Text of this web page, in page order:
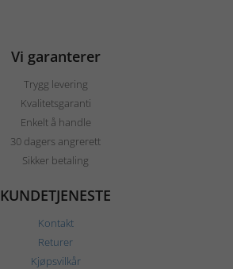
Vi garanterer
Trygg levering
Kvalitetsgaranti
Enkelt å handle
30 dagers angrerett
Sikker betaling
KUNDETJENESTE
Kontakt
Returer
Kjøpsvilkår